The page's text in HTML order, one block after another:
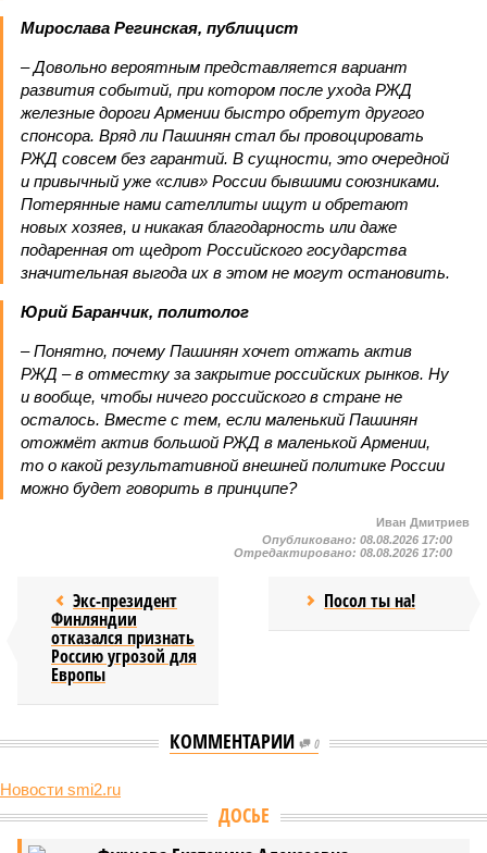
Мирослава Регинская, публицист
– Довольно вероятным представляется вариант
развития событий, при котором после ухода РЖД
железные дороги Армении быстро обретут другого
спонсора. Вряд ли Пашинян стал бы провоцировать
РЖД совсем без гарантий. В сущности, это очередной
и привычный уже «слив» России бывшими союзниками.
Потерянные нами сателлиты ищут и обретают
новых хозяев, и никакая благодарность или даже
подаренная от щедрот Российского государства
значительная выгода их в этом не могут остановить.
Юрий Баранчик, политолог
– Понятно, почему Пашинян хочет отжать актив
РЖД – в отместку за закрытие российских рынков. Ну
и вообще, чтобы ничего российского в стране не
осталось. Вместе с тем, если маленький Пашинян
отожмёт актив большой РЖД в маленькой Армении,
то о какой результативной внешней политике России
можно будет говорить в принципе?
Иван Дмитриев
Опубликовано: 08.08.2026 17:00
Отредактировано: 08.08.2026 17:00
Экс-президент
Финляндии
отказался признать
Россию угрозой для
Европы
Посол ты на!
КОММЕНТАРИИ 0
Новости smi2.ru
В нескольких станциях от уже сданного
«Сказочного леса» пайщики ЖК «Станция Л» продолжают ждать от
компании Capital Group начала реальной достройки